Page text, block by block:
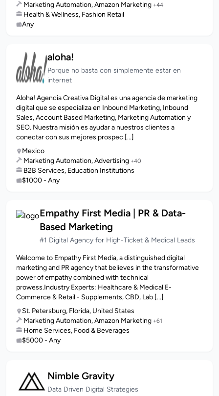
Marketing Automation, Amazon Marketing +44
Health & Wellness, Fashion Retail
Any
aloha!
Porque no basta con simplemente estar en
internet
Aloha! Agencia Creativa Digital es una agencia de marketing
digital que se especializa en Inbound Marketing, Inbound
Sales, Account Based Marketing, Marketing Automation y
SEO. Nuestra misión es ayudar a nuestros clientes a
conectar con sus mejores prospec [...]
Mexico
Marketing Automation, Advertising +40
B2B Services, Education Institutions
$1000 - Any
Empathy First Media | PR & Data-
Based Marketing
#1 Digital Agency for High-Ticket & Medical Leads
Welcome to Empathy First Media, a distinguished digital
marketing and PR agency that believes in the transformative
power of empathy combined with technical
prowess.Industry Experts: Healthcare & Medical E-
Commerce & Retail - Supplements, CBD, Lab [...]
St. Petersburg, Florida, United States
Marketing Automation, Amazon Marketing +61
Home Services, Food & Beverages
$5000 - Any
Nimble Gravity
Data Driven Digital Strategies